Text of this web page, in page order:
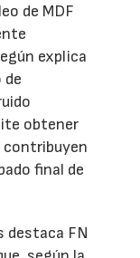
de MDF
explica
de
obtener
contribuyen
final de
destaca FN